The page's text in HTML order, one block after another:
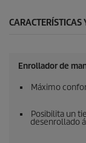
Enrollador de
Máximo
Posibilita un
desenrollado